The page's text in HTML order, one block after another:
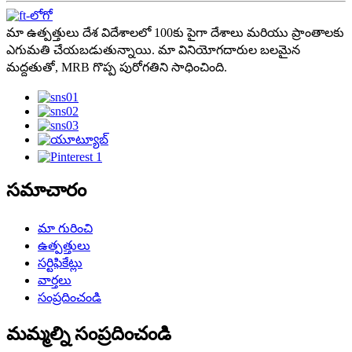
మా ఉత్పత్తులు దేశ విదేశాలలో 100కు పైగా దేశాలు మరియు ప్రాంతాలకు
ఎగుమతి చేయబడుతున్నాయి. మా వినియోగదారుల బలమైన
మద్దతుతో, MRB గొప్ప పురోగతిని సాధించింది.
సమాచారం
మా గురించి
ఉత్పత్తులు
సర్టిఫికేట్లు
వార్తలు
సంప్రదించండి
మమ్మల్ని సంప్రదించండి